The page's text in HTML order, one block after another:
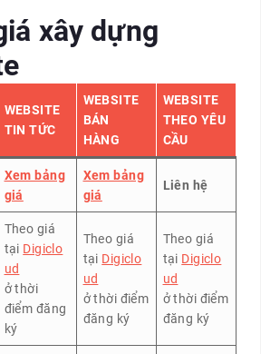
xây dựng
WEBSITE
TIN TỨC
WEBSITE
BÁN
HÀNG
WEBSITE
THEO YÊU
CẦU
Xem bảng
giá
Xem bảng
giá
Liên hệ
Theo giá
tại Digiclo
ud
ở thời
điểm đăng
ký
Theo giá
tại Digiclo
ud
ở thời điểm
đăng ký
Theo giá
tại Digiclo
ud
ở thời điểm
đăng ký